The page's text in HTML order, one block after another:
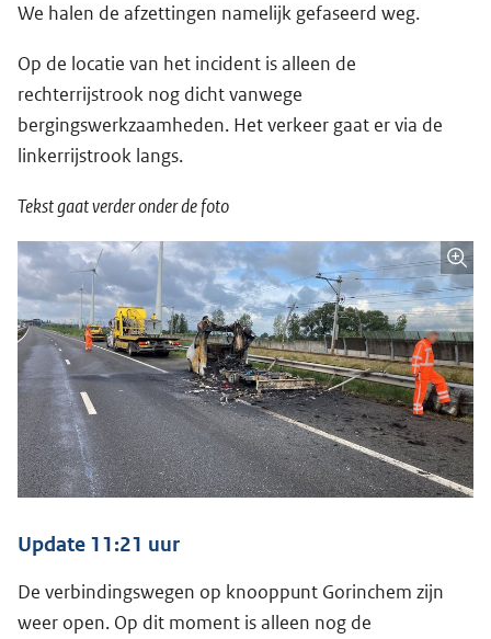
We halen de afzettingen namelijk gefaseerd weg.
Op de locatie van het incident is alleen de
rechterrijstrook nog dicht vanwege
bergingswerkzaamheden. Het verkeer gaat er via de
linkerrijstrook langs.
Tekst gaat verder onder de foto
Update 11:21 uur
De verbindingswegen op knooppunt Gorinchem zijn
weer open. Op dit moment is alleen nog de